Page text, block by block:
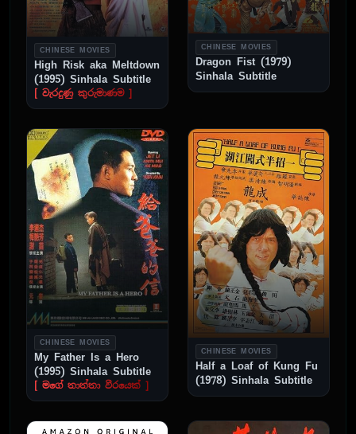
CHINESE MOVIES
High Risk aka Meltdown
(1995) Sinhala Subtitle
[ වැරදුණු කුරුමාණම ]
CHINESE MOVIES
Dragon Fist (1979)
Sinhala Subtitle
CHINESE MOVIES
My Father Is a Hero
(1995) Sinhala Subtitle
[ මගේ තාත්තා වීරයෙක් ]
CHINESE MOVIES
Half a Loaf of Kung Fu
(1978) Sinhala Subtitle